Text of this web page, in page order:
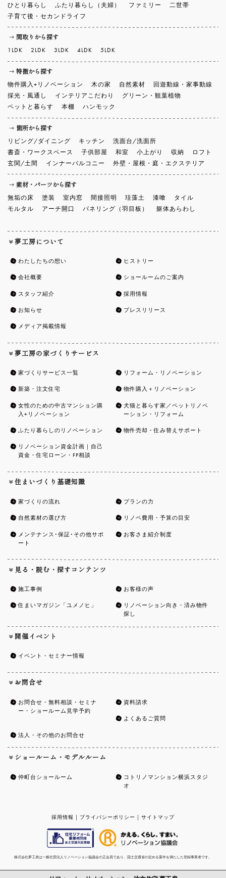
ひとり暮らし ふたり暮らし（夫婦） ファミリー
二世帯
子育て後・セカンドライフ
間取りから探す
1LDK 2LDK 3LDK 4LDK 5LDK
特徴から探す
物件購入+リノベーション 木の家 自然素材
回遊動線・家事動線
採光・風通し
インテリアこだわり
グリーン・観葉植物
ペットと暮らす
本棚 ハンモック
箇所から探す
リビング/ダイニング キッチン
洗面台/洗面所
書斎・ワークスペース
子供部屋 和室 小上がり 収納
ロフト
玄関/土間
インナーバルコニー 外壁・屋根・庭・エクステリア
素材・パーツから探す
無垢の床 塗装 室内窓 間接照明 珪藻土 漆喰
タイル
モルタル
アーチ開口 パネリング（羽目板） 躯体あらわし
夢工房について
わたしたちの想い ヒストリー
会社概要 ショールームのご案内
スタッフ紹介 採用情報
お知らせ プレスリリース
メディア掲載情報
夢工房の家づくりサービス
家づくりサービス一覧 リフォーム・リノベーション
新築・注文住宅 物件購入＋リノベーション
女性のための中古マンション購
入+リノベーション
犬猫と暮らす家／ペットリノベ
ーション・リフォーム
ふたり暮らしのリノベーション 物件売却・住み替えサポート
リノベーション資金計画｜自己
資金・住宅ローン・FP相談
住まいづくり基礎知識
家づくりの流れ プランの力
自然素材の選び方 リノベ費用・予算の目安
メンテナンス･保証･その他サポ
ート
お客さま紹介制度
見る・読む・探すコンテンツ
施工事例 お客様の声
住まいマガジン「ユメノヒ」
リノベーション向き・済み物件
探し
開催イベント
イベント・セミナー情報
お問合せ
お問合せ・無料相談・セミナ
ー・ショールーム見学予約
資料請求
よくあるご質問
法人・その他のお問合せ
ショールーム・モデルルーム
仲町台ショールーム
コトリノマンション横浜スタジ
オ
採用情報 プライバシーポリシー サイトマップ
株式会社夢工房は一般社団法人リノベーション協議会の正会員であり、国土交通省の定める要件を満たした登録事業者です。